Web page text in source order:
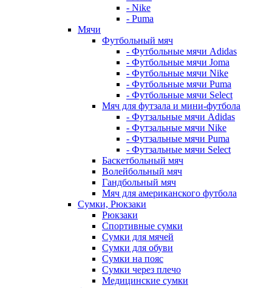
- Nike
- Puma
Мячи
Футбольный мяч
- Футбольные мячи Adidas
- Футбольные мячи Joma
- Футбольные мячи Nike
- Футбольные мячи Puma
- Футбольные мячи Select
Мяч для футзала и мини-футбола
- Футзальные мячи Adidas
- Футзальные мячи Nike
- Футзальные мячи Puma
- Футзальные мячи Select
Баскетбольный мяч
Волейбольный мяч
Гандбольный мяч
Мяч для американского футбола
Сумки, Рюкзаки
Рюкзаки
Спортивные сумки
Сумки для мячей
Сумки для обуви
Сумки на пояс
Сумки через плечо
Медицинские сумки